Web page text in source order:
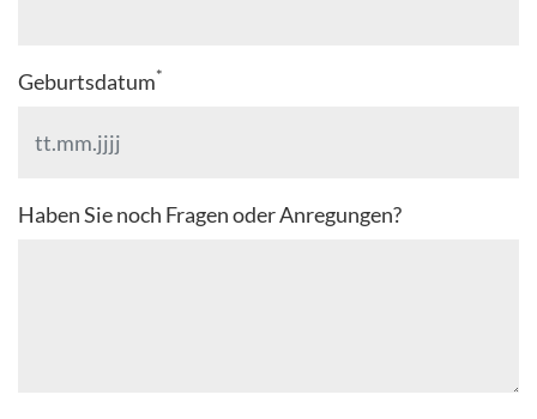
Geburtsdatum*
Haben Sie noch Fragen oder Anregungen?